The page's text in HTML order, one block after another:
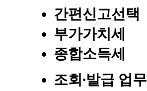
간편신고선택
부가가치세
종합소득세
조회∙발급 업무